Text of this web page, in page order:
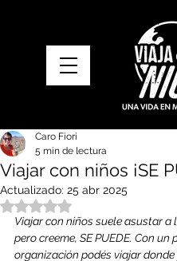
Viajar con niños ¡SE
Caro Fiori
5 min de lectura
Actualizado: 25 abr 2025
Obtuvo NaN de 5 estrellas.
Viajar con niños suele asustar a
pero creeme, SE PUEDE. Con un
organización podés viajar